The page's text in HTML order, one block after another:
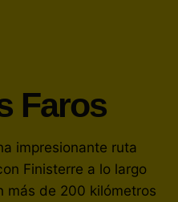
Faros
impresionante ruta
Finisterre a lo largo
más de 200 kilómetros